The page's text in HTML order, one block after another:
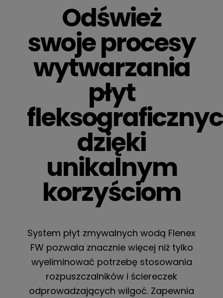
Odśwież
swoje procesy
wytwarzania
płyt
dzięki
unikalnym
korzyściom
System płyt zmywalnych wodą Flenex
FW pozwala znacznie więcej niż tylko
wyeliminować potrzebę stosowania
rozpuszczalników i ściereczek
odprowadzających wilgoć. Zapewnia